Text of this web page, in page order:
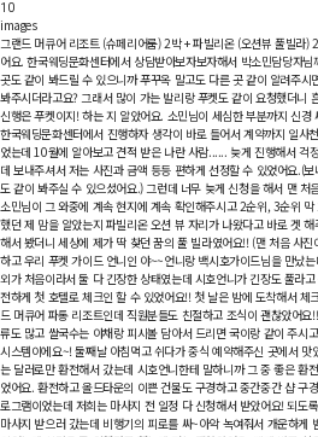
10
images
그랜드 머큐어 리조트 (슈페리어룸) 2박 + 파빌리온 (오션뷰 풀빌라)
어요. 한국웨딩문화센터에서 상담받아보자보자해서 박소민담당자
곳도 같이 봐드릴 수 있으니까 푸꾸옥 말고도 다른 곳 같이 알려주
봐주시더라고요? 그래서 많이 가는 발리랑 푸켓도 같이 요청했더니
신행은 푸켓이지! 하는 지 알았어요. 소민님이 세심한 부분까지 신
한국웨딩문화센터에서 진행하자 생각이 바로 들어서 계약까지 일사
었는데 10월에 알아보고 견적 받은 나란 사람...... 늦게 진행해서 걱
데 보내주셔서 저는 사진과 금액 등등 편하게 선정할 수 있었어요.(
도 같이 봐주실 수 있으셨어요.) 그런데 너무 늦게 신청을 해서 맨
소민님이 그 와중에 계속 현지에 계속 확인해주시고 2순위, 3순위
했던 제 맘을 알았는지 파빌리온 오션 뷰 자리가 나왔다고 바로 겟
해서 봤더니 세상에 제가 딱 찾던 꿈의 풀 빌라였어요!! (맨 처음 사
하고 우리 푸켓 가이드 언니인 야~~언니랑 백시호가이드님을 만났
외가 처음이라서 둘 다 긴장한 상태였는데 시호언니가 긴장도 풀라
전하게 첫 호텔로 체크인 할 수 있었어요!! 첫 날은 밤에 도착해서 체
드 머큐어 파통 리조트인데 직원분들도 친절하고 조식이 괜찮았어
류도 많고 쌀국수는 야채랑 피시볼 담아서 드리면 국이랑 같이 주시
시스템이에요~! 둘째날 아침먹고 쉬다가 중식 예약해주신 곳에서
는 달러로만 환전해서 갔는데 시호언니한테 말하니까 그 중 좋은 환
었어요. 환전하고 올드타운의 이쁜 건물도 구경하고 중간중간 샵 구
로그램이었는데 저희는 마사지 전 일정 다 신청해서 받았어요! 되도
마사지 받으러 갔는데 비행기의 피로를 싸~아악 녹여줘서 개운하게